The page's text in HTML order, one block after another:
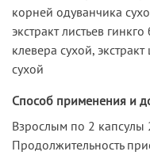
корней одуванчика
экстракт листьев
клевера сухой,
сухой
Способ применения и
Взрослым по 2 капсулы
Продолжительность